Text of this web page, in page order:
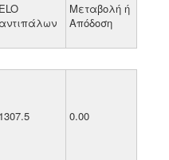
ELO
αντιπάλων
Μεταβολή ή
Απόδοση
1307.5 0.00